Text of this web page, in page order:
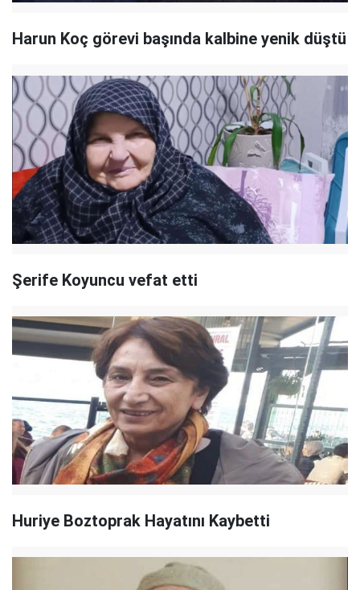
Harun Koç görevi başında kalbine yenik düştü
Şerife Koyuncu vefat etti
Huriye Boztoprak Hayatını Kaybetti